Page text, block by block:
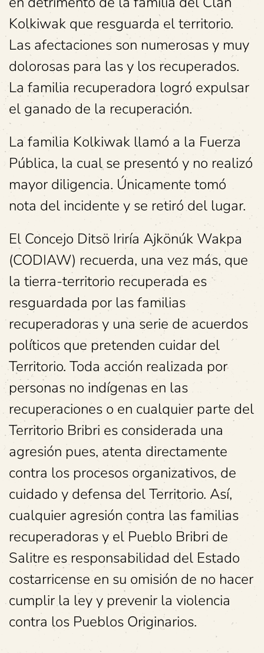
Kolkiwak que resguarda el territorio.
Las afectaciones son numerosas y muy
dolorosas para las y los recuperados.
La familia recuperadora logró expulsar
el ganado de la recuperación.
La familia Kolkiwak llamó a la Fuerza
Pública, la cual se presentó y no realizó
mayor diligencia. Únicamente tomó
nota del incidente y se retiró del lugar.
El Concejo Ditsö Iriría Ajkönúk Wakpa
(CODIAW) recuerda, una vez más, que
la tierra-territorio recuperada es
resguardada por las familias
recuperadoras y una serie de acuerdos
políticos que pretenden cuidar del
Territorio. Toda acción realizada por
personas no indígenas en las
recuperaciones o en cualquier parte del
Territorio Bribri es considerada una
agresión pues, atenta directamente
contra los procesos organizativos, de
cuidado y defensa del Territorio. Así,
cualquier agresión contra las familias
recuperadoras y el Pueblo Bribri de
Salitre es responsabilidad del Estado
costarricense en su omisión de no hacer
cumplir la ley y prevenir la violencia
contra los Pueblos Originarios.